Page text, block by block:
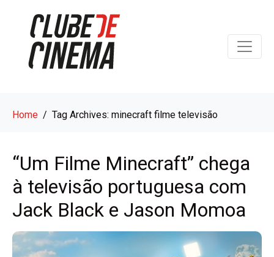
Home Tag Archives: minecraft filme televisão
“Um Filme Minecraft” chega
à televisão portuguesa com
Jack Black e Jason Momoa